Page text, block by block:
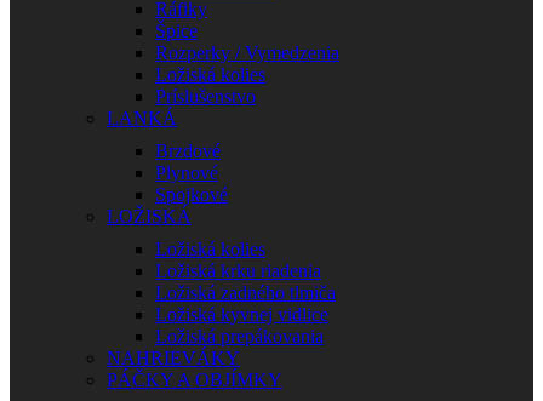
Ráfiky
Špice
Rozperky / Vymedzenia
Ložiská kolies
Príslušenstvo
LANKÁ
Brzdové
Plynové
Spojkové
LOŽISKÁ
Ložiská kolies
Ložiská krku riadenia
Ložiská zadného tlmiča
Ložiská kyvnej vidlice
Ložiská prepákovania
NAHRIEVÁKY
PÁČKY A OBJÍMKY